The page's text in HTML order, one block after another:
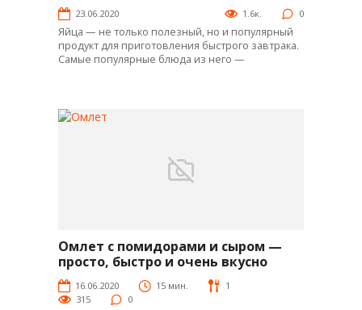
23.06.2020 1.6к. 0
Яйца — не только полезный, но и популярный
продукт для приготовления быстрого завтрака.
Самые популярные блюда из него —
Яй-рецепты
Омлет с помидорами и сыром —
просто, быстро и очень вкусно
16.06.2020 15 мин.
1
315
0